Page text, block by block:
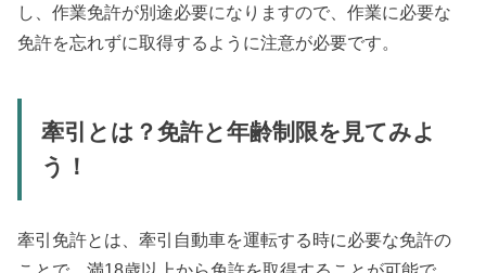
し、作業免許が別途必要になりますので、作業に必要な
免許を忘れずに取得するように注意が必要です。
牽引とは？免許と年齢制限を見てみよ
う！
牽引免許とは、牽引自動車を運転する時に必要な免許の